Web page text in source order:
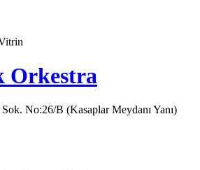
Orkestra
No:26/B (Kasaplar Meydanı Yanı)